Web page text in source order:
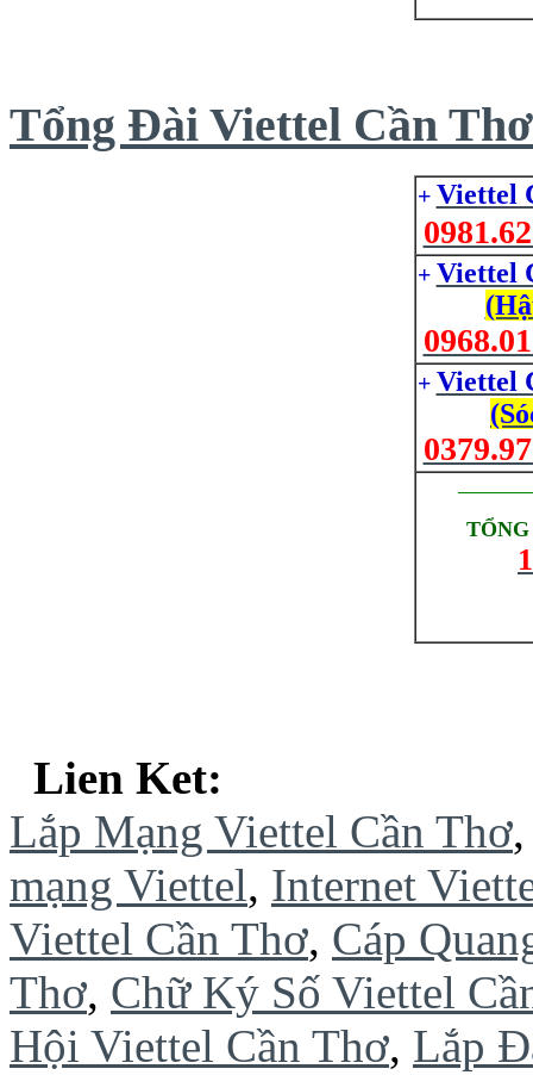
Tổng Đài Viettel Cần Thơ
+ Viettel
+ Viettel
+ Viettel
Lien Ket:
Lắp Mạng Viettel Cần Thơ
mạng Viettel, Internet
Viettel Cần Thơ, Cáp
Thơ, Chữ Ký Số Viettel
Hội Viettel Cần Thơ, Lắp